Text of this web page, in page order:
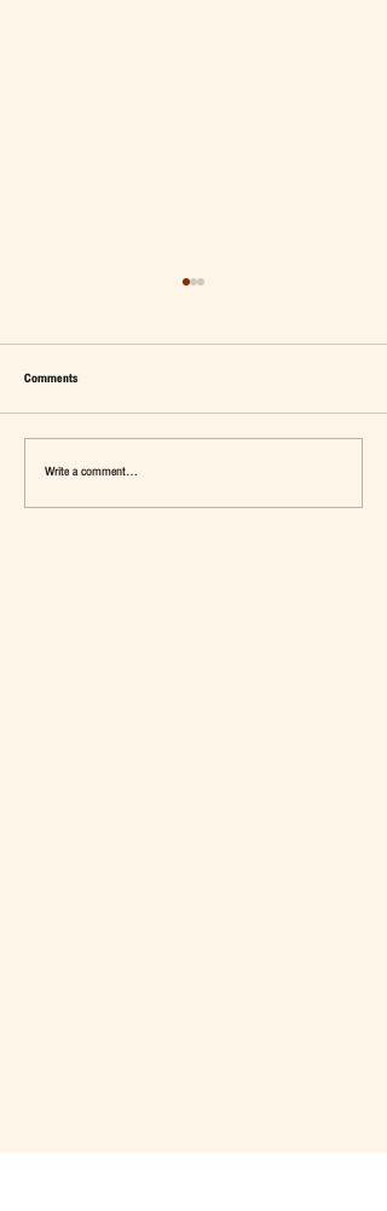
เมื่อ Self-concept ถูกเติมเต็ม Fashion อาจ
จะไม่ใช่คำตอบ
Comments
Write a comment...